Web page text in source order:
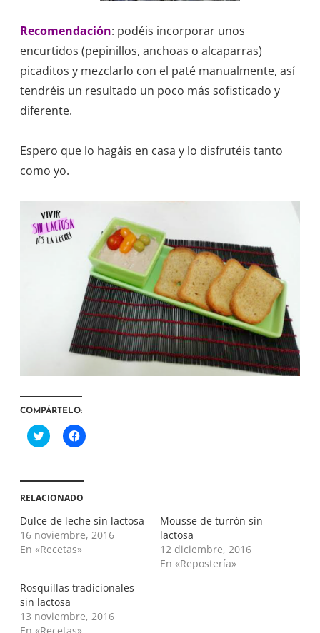
Recomendación: podéis incorporar unos
encurtidos (pepinillos, anchoas o alcaparras)
picaditos y mezclarlo con el paté manualmente, así
tendréis un resultado un poco más sofisticado y
diferente.
Espero que lo hagáis en casa y lo disfrutéis tanto
como yo.
COMPÁRTELO:
H
a
i
p
r
a
c
o
m
t
i
r
e
n
H
a
i
p
r
a
c
m
t
e
n
RELACIONADO
Dulce de leche sin lactosa
16 noviembre, 2016
En «Recetas»
Mousse de turrón sin
lactosa
12 diciembre, 2016
En «Repostería»
Rosquillas tradicionales
sin lactosa
13 noviembre, 2016
En «Recetas»